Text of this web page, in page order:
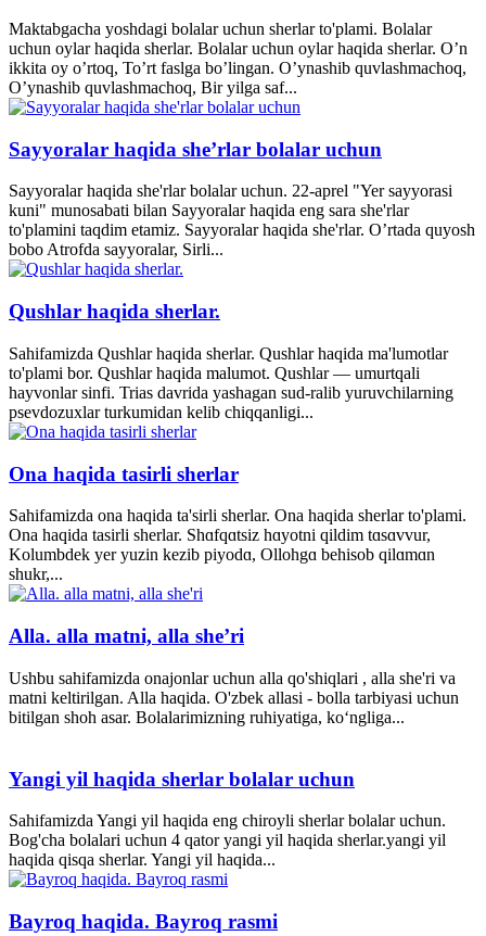
Maktabgacha yoshdagi bolalar uchun sherlar to'plami. Bolalar
uchun oylar haqida sherlar. Bolalar uchun oylar haqida sherlar. O’n
ikkita oy o’rtoq, To’rt faslga bo’lingan. O’ynashib quvlashmachoq,
O’ynashib quvlashmachoq, Bir yilga saf...
Sayyoralar haqida she’rlar bolalar uchun
Sayyoralar haqida she'rlar bolalar uchun. 22-aprel "Yer sayyorasi
kuni" munosabati bilan Sayyoralar haqida eng sara she'rlar
to'plamini taqdim etamiz. Sayyoralar haqida she'rlar. O’rtada quyosh
bobo Atrofda sayyoralar, Sirli...
Qushlar haqida sherlar.
Sahifamizda Qushlar haqida sherlar. Qushlar haqida ma'lumotlar
to'plami bor. Qushlar haqida malumot. Qushlar — umurtqali
hayvonlar sinfi. Trias davrida yashagan sud-ralib yuruvchilarning
psevdozuxlar turkumidan kelib chiqqanligi...
Ona haqida tasirli sherlar
Sahifamizda ona haqida ta'sirli sherlar. Ona haqida sherlar to'plami.
Ona haqida tasirli sherlar. Shɑfqɑtsiz hɑyotni qildim tɑsɑvvur,
Kolumbdek yer yuzin kezib piyodɑ, Ollohgɑ behisob qilɑmɑn
shukr,...
Alla. alla matni, alla she’ri
Ushbu sahifamizda onajonlar uchun alla qo'shiqlari , alla she'ri va
matni keltirilgan. Alla haqida. O'zbek allasi - bolla tarbiyasi uchun
bitilgan shoh asar. Bolalarimizning ruhiyatiga, ko‘ngliga...
Yangi yil haqida sherlar bolalar uchun
Sahifamizda Yangi yil haqida eng chiroyli sherlar bolalar uchun.
Bog'cha bolalari uchun 4 qator yangi yil haqida sherlar.yangi yil
haqida qisqa sherlar. Yangi yil haqida...
Bayroq haqida. Bayroq rasmi